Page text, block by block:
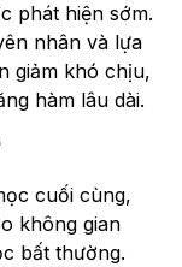
phát hiện sớm.
nhân và lựa
giảm khó chịu,
hàm lâu dài.
cuối cùng,
không gian
bất thường.